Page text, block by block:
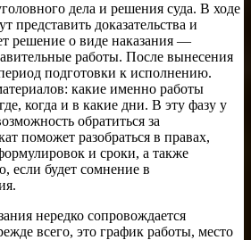
дела и решения суда. В ходе
представить доказательства и
решение о виде наказания —
работы. После вынесения
подготовки к исполнению.
какие именно работы
когда и в какие дни. В эту фазу у
обратиться за
поможет разобраться в правах,
и сроки, а также
если будет сомнение в
нередко сопровождается
всего, это график работы, место